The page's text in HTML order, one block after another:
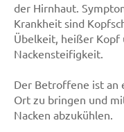
der Hirnhaut.
Krankheit sind
Übelkeit, heißer Kopf
Nackensteifigkeit.
Der Betroffene ist an
Ort zu bringen und
Nacken abzukühlen.